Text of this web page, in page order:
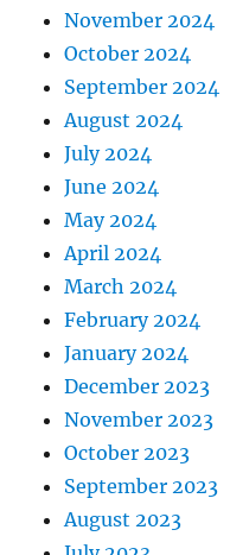
November 2024
October 2024
September 2024
August 2024
July 2024
June 2024
May 2024
April 2024
March 2024
February 2024
January 2024
December 2023
November 2023
October 2023
September 2023
August 2023